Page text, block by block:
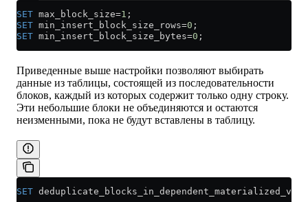
SET max_block_size=1 ;
SET min_insert_block_size_rows=0 ;
SET min_insert_block_size_bytes=0 ;
Приведенные выше настройки позволяют выбирать
данные из таблицы, состоящей из последовательности
блоков, каждый из которых содержит только одну строку.
Эти небольшие блоки не объединяются и остаются
неизменными, пока не будут вставлены в таблицу.
SET